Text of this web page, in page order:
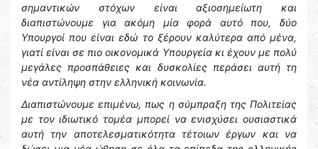
σημαντικών στόχων είναι αξιοσημείωτη και
διαπιστώνουμε για ακόμη μία φορά αυτό που, δύο
Υπουργοί που είναι εδώ το ξέρουν καλύτερα από μένα,
γιατί είναι σε πιο οικονομικά Υπουργεία κι έχουν με πολύ
μεγάλες προσπάθειες και δυσκολίες περάσει αυτή τη
νέα αντίληψη στην ελληνική κοινωνία.
Διαπιστώνουμε επιμένω, πως η σύμπραξη της Πολιτείας
με τον ιδιωτικό τομέα μπορεί να ενισχύσει ουσιαστικά
αυτή την αποτελεσματικότητα τέτοιων έργων και να